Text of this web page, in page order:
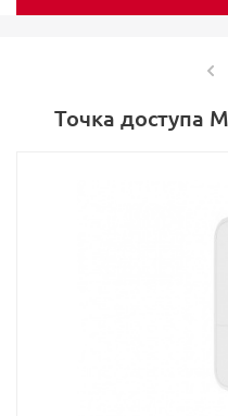
Точка доступа